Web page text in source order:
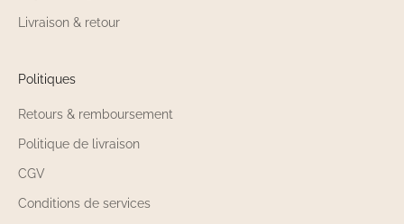
Livraison & retour
Politiques
Retours & remboursement
Politique de livraison
CGV
Conditions de services